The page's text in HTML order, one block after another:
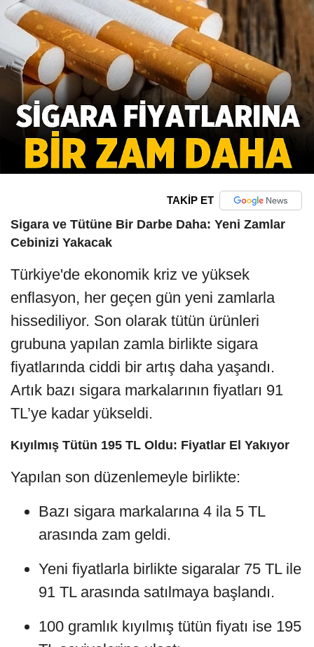
TAKİP ET
Sigara ve Tütüne Bir Darbe Daha: Yeni Zamlar
Cebinizi Yakacak
Türkiye'de ekonomik kriz ve yüksek
enflasyon, her geçen gün yeni zamlarla
hissediliyor. Son olarak tütün ürünleri
grubuna yapılan zamla birlikte sigara
fiyatlarında ciddi bir artış daha yaşandı.
Artık bazı sigara markalarının fiyatları 91
TL’ye kadar yükseldi.
Kıyılmış Tütün 195 TL Oldu: Fiyatlar El Yakıyor
Yapılan son düzenlemeyle birlikte:
Bazı sigara markalarına 4 ila 5 TL
arasında zam geldi.
Yeni fiyatlarla birlikte sigaralar 75 TL ile
91 TL arasında satılmaya başlandı.
100 gramlık kıyılmış tütün fiyatı ise 195